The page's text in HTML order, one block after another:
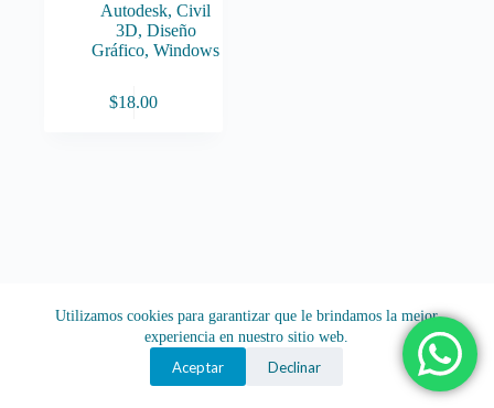
Utilizamos cookies para garantizar que le brindamos la mejor
experiencia en nuestro sitio web.
Aceptar Declinar
Autodesk,Civil
3D, Diseño
Gráfico,Windows
$18.00